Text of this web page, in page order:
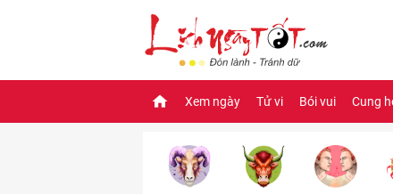
Xem ngày Tử vi Bói vui Cung